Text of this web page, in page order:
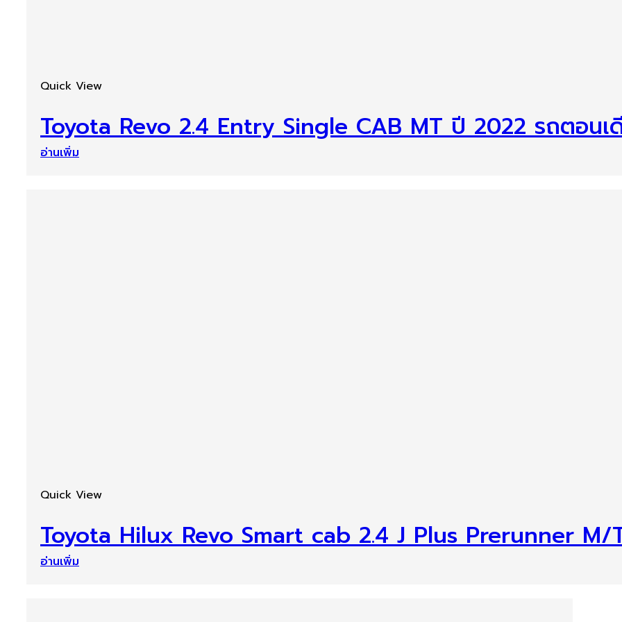
Quick View
Toyota Revo 2.4 Entry Single CAB MT ปี 2022 รถตอน
อ่านเพิ่ม
Quick View
Toyota Hilux Revo Smart cab 2.4 J Plus Prerunner M/
อ่านเพิ่ม